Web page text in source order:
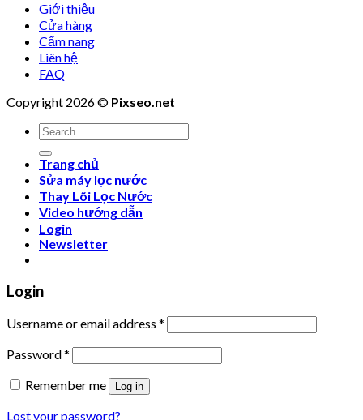
Giới thiệu
Cửa hàng
Cẩm nang
Liên hệ
FAQ
Copyright 2026 © Pixseo.net
Search
for:
Trang chủ
Sửa máy lọc nước
Thay Lõi Lọc Nước
Video hướng dẫn
Login
Newsletter
Login
Username or email address *
Password*
Remember me
Log in
Lost your password?